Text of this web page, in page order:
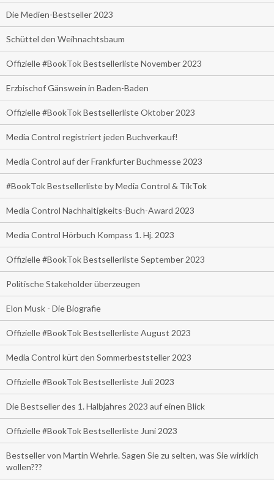
Die Medien-Bestseller 2023
Schüttel den Weihnachtsbaum
Offizielle #BookTok Bestsellerliste November 2023
Erzbischof Gänswein in Baden-Baden
Offizielle #BookTok Bestsellerliste Oktober 2023
Media Control registriert jeden Buchverkauf!
Media Control auf der Frankfurter Buchmesse 2023
#BookTok Bestsellerliste by Media Control & TikTok
Media Control Nachhaltigkeits-Buch-Award 2023
Media Control Hörbuch Kompass 1. Hj. 2023
Offizielle #BookTok Bestsellerliste September 2023
Politische Stakeholder überzeugen
Elon Musk - Die Biografie
Offizielle #BookTok Bestsellerliste August 2023
Media Control kürt den Sommerbeststeller 2023
Offizielle #BookTok Bestsellerliste Juli 2023
Die Bestseller des 1. Halbjahres 2023 auf einen Blick
Offizielle #BookTok Bestsellerliste Juni 2023
Bestseller von Martin Wehrle. Sagen Sie zu selten, was Sie wirklich
wollen???